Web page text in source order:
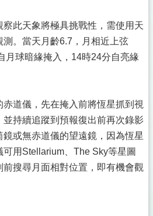
此天象將極具挑戰性，需使用天
。當天月齡6.7，月相近上弦
月球暗緣掩入，14時24分自亮緣
道儀，先在掩入前將恆星抓到視
持續追蹤到預報復出前再次錄影
或無赤道儀的望遠鏡，因為恆星
用Stellarium、The Sky等星圖
搜尋月面相對位置，即有機會觀